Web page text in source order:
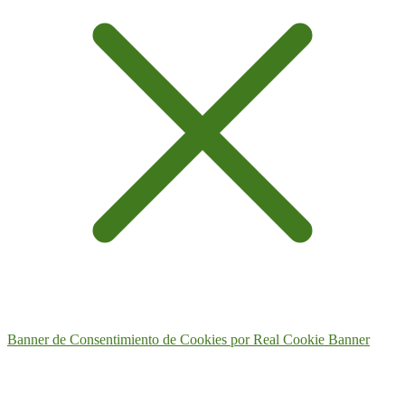
Banner de Consentimiento de Cookies por Real Cookie Banner